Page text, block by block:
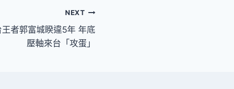
NEXT
者郭富城睽違5年 年底
壓軸來台「攻蛋」